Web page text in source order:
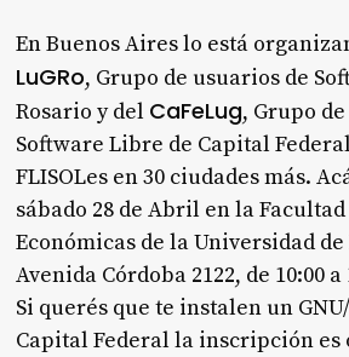
En Buenos Aires lo está
LuGRo, Grupo de usuarios de
Rosario y del CaFeLug, Grupo
Software Libre de Capital
FLISOLes en 30 ciudades más.
sábado 28 de Abril en la
Económicas de la Universidad
Avenida Córdoba 2122, de 10:00 a
Si querés que te instalen un
Capital Federal la inscripción